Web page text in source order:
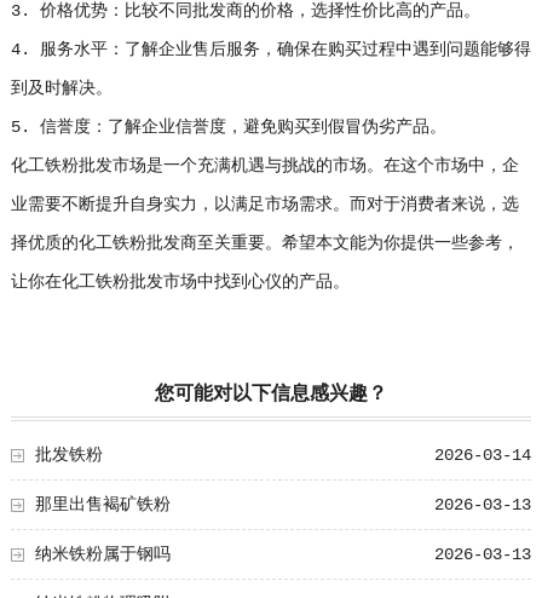
3. 价格优势：比较不同批发商的价格，选择性价比高的产品。
4. 服务水平：了解企业售后服务，确保在购买过程中遇到问题能够得
到及时解决。
5. 信誉度：了解企业信誉度，避免购买到假冒伪劣产品。
化工铁粉批发市场是一个充满机遇与挑战的市场。在这个市场中，企
业需要不断提升自身实力，以满足市场需求。而对于消费者来说，选
择优质的化工铁粉批发商至关重要。希望本文能为你提供一些参考，
让你在化工铁粉批发市场中找到心仪的产品。
您可能对以下信息感兴趣？
2026-03-14
批发铁粉
2026-03-13
那里出售褐矿铁粉
2026-03-13
纳米铁粉属于钢吗